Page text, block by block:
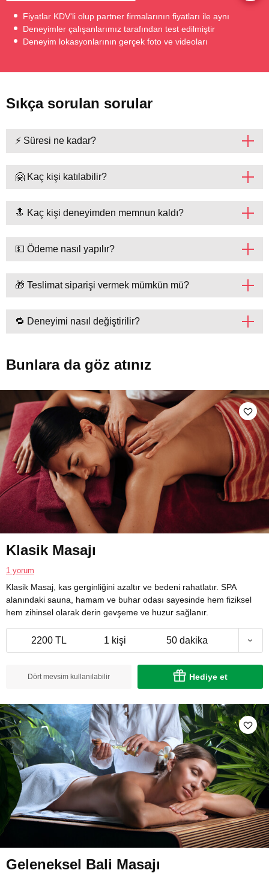
Fiyatlar KDV'li olup partner firmalarının fiyatları ile aynı
Deneyimler çalışanlarımız tarafından test edilmiştir
Deneyim lokasyonlarının gerçek foto ve videoları
Sıkça sorulan sorular
⚡ Süresi ne kadar?
🤗 Kaç kişi katılabilir?
🔝 Kaç kişi deneyimden memnun kaldı?
💵 Ödeme nasıl yapılır?
🎁 Teslimat siparişi vermek mümkün mü?
🔁 Deneyimi nasıl değiştirilir?
Bunlara da göz atınız
Klasik Masajı
1 yorum
Klasik Masaj, kas gerginliğini azaltır ve bedeni rahatlatır. SPA
alanındaki sauna, hamam ve buhar odası sayesinde hem fiziksel
hem zihinsel olarak derin gevşeme ve huzur sağlanır.
2200 TL 1 kişi 50 dakika
Dört mevsim kullanılabilir Hediye et
Geleneksel Bali Masajı